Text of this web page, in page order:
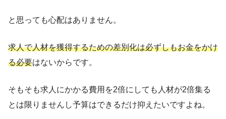
と思っても心配はありません。
求人で人材を獲得するための差別化は必ずしもお金をかけ
る必要はないからです。
そもそも求人にかかる費用を2倍にしても人材が2倍集る
とは限りませんし予算はできるだけ抑えたいですよね。